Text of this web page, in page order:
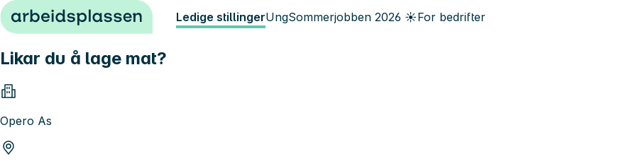
Hopp til innhold Ledige stillingerUngSommerjobben 2026 ☀️For bedrifter
Likar du å lage mat?
Opero As